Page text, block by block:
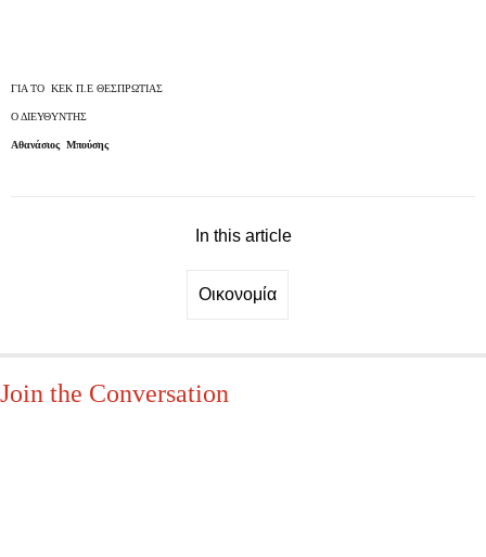
ΓΙΑ ΤΟ ΚΕΚ Π.Ε ΘΕΣΠΡΩΤΙΑΣ
Ο ΔΙΕΥΘΥΝΤΗΣ
Αθανάσιος Μπούσης
In this article
Οικονομία
Join the Conversation